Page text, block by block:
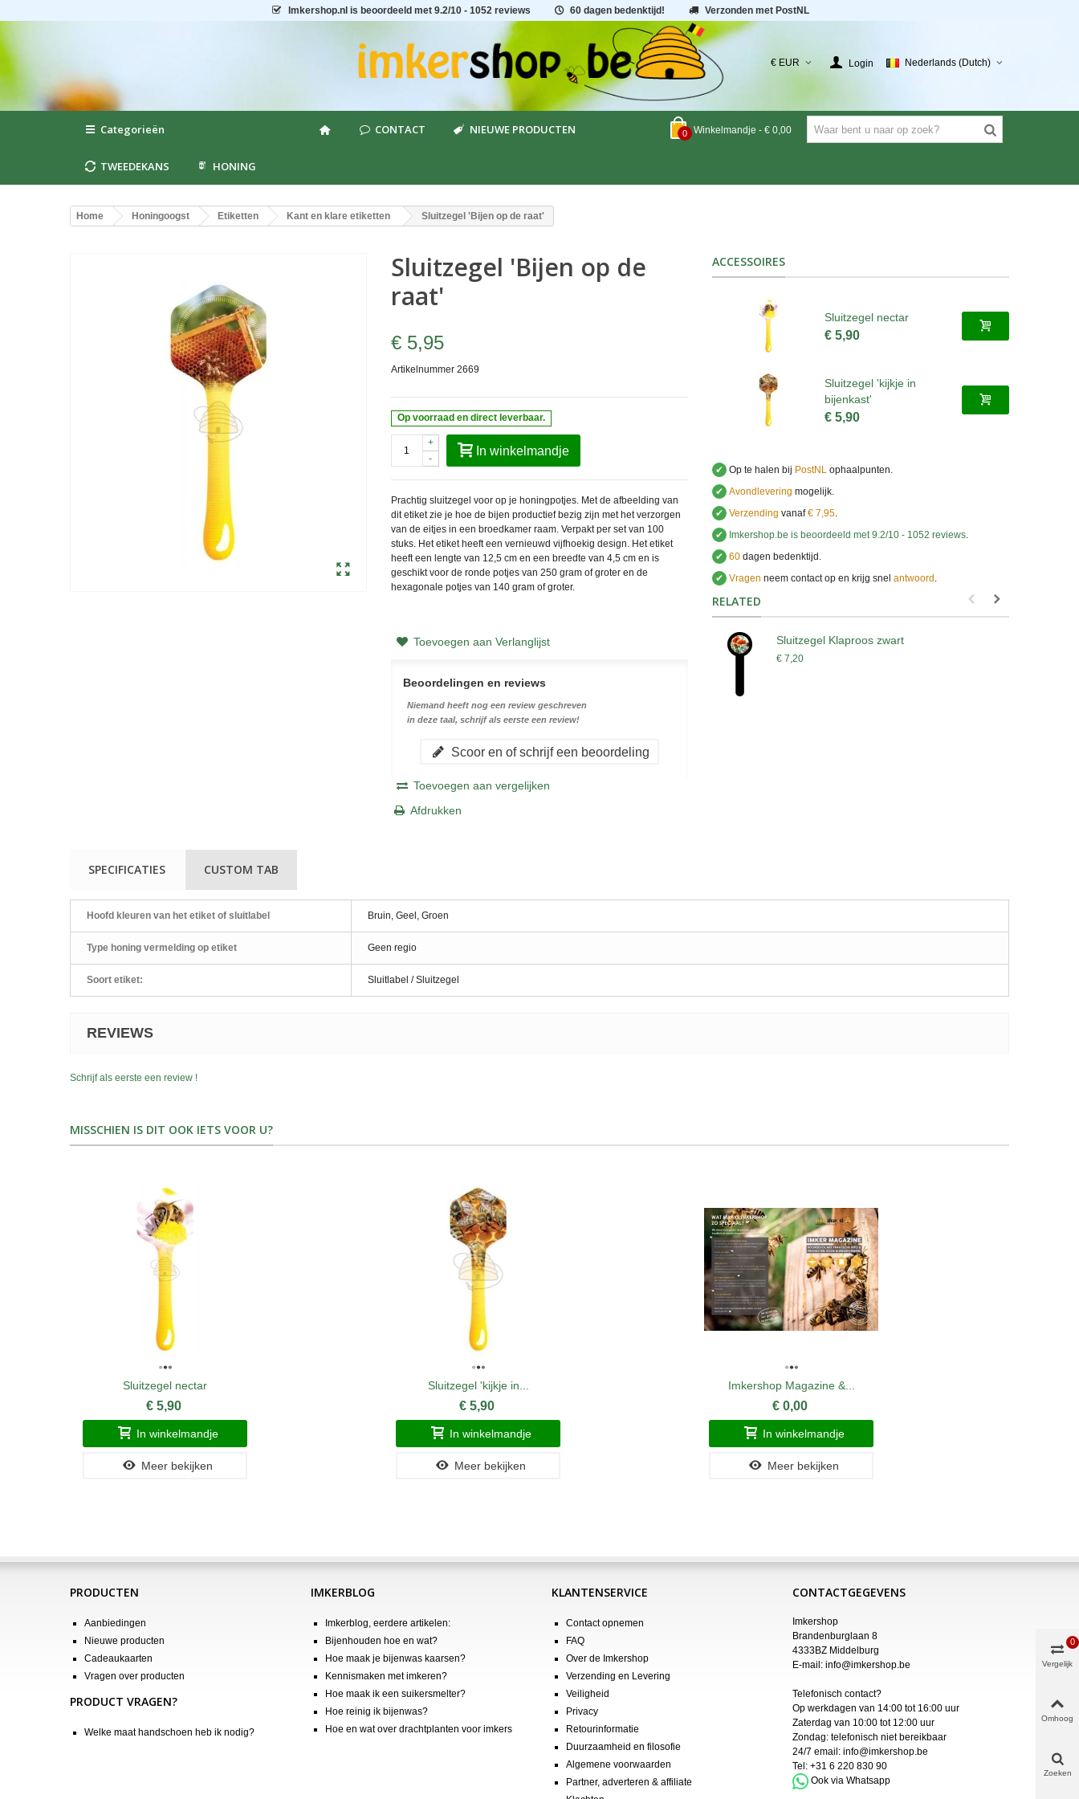
Imkershop.nl is beoordeeld met 9.2/10 - 1052 reviews 60 dagen bedenktijd! Verzonden met PostNL
€ EUR Login Nederlands (Dutch)
0 Winkelmandje - € 0,00
Categorieën CONTACT NIEUWE PRODUCTEN
TWEEDEKANS HONING
Home Honingoogst Etiketten Kant en klare etiketten Sluitzegel 'Bijen op de raat'
Sluitzegel 'Bijen op de
raat'
€ 5,95
Artikelnummer 2669
Op voorraad en direct leverbaar.
-
+
In winkelmandje
Prachtig sluitzegel voor op je honingpotjes. Met de afbeelding van
dit etiket zie je hoe de bijen productief bezig zijn met het verzorgen
van de eitjes in een broedkamer raam. Verpakt per set van 100
stuks. Het etiket heeft een vernieuwd vijfhoekig design. Het etiket
heeft een lengte van 12,5 cm en een breedte van 4,5 cm en is
geschikt voor de ronde potjes van 250 gram of groter en de
hexagonale potjes van 140 gram of groter.
Toevoegen aan Verlanglijst
Beoordelingen en reviews
Niemand heeft nog een review geschreven
in deze taal, schrijf als eerste een review!
Scoor en of schrijf een beoordeling
Toevoegen aan vergelijken
Afdrukken
ACCESSOIRES
Sluitzegel nectar
€ 5,90
Sluitzegel 'kijkje in
bijenkast'
€ 5,90
✔ Op te halen bij PostNLophaalpunten.
✔ Avondlevering mogelijk.
✔ Verzending vanaf€ 7,95.
✔
Imkershop.be is beoordeeld met9.2/10 -1052 reviews.
✔ 60dagen bedenktijd.
✔ Vragen neem contact op en krijg snel antwoord ..
RELATED
Sluitzegel Klaproos zwart
€ 7,20
SPECIFICATIES CUSTOM TAB
Hoofd kleuren van het etiket of sluitlabel Bruin, Geel, Groen
Type honing vermelding op etiket Geen regio
Soort etiket: Sluitlabel / Sluitzegel
REVIEWS
Schrijf als eerste een review !
MISSCHIEN IS DIT OOK IETS VOOR U?
Sluitzegel nectar
€ 5,90
In winkelmandje
Meer bekijken
Sluitzegel 'kijkje in...
€ 5,90
In winkelmandje
Meer bekijken
Imkershop Magazine &...
€ 0,00
In winkelmandje
Meer bekijken
PRODUCTEN
Aanbiedingen
Nieuwe producten
Cadeaukaarten
Vragen over producten
PRODUCT VRAGEN?
Welke maat handschoen heb ik nodig?
IMKERBLOG
Imkerblog, eerdere artikelen:
Bijenhouden hoe en wat?
Hoe maak je bijenwas kaarsen?
Kennismaken met imkeren?
Hoe maak ik een suikersmelter?
Hoe reinig ik bijenwas?
Hoe en wat over drachtplanten voor imkers
KLANTENSERVICE
Contact opnemen
FAQ
Over de Imkershop
Verzending en Levering
Veiligheid
Privacy
Retourinformatie
Duurzaamheid en filosofie
Algemene voorwaarden
Partner, adverteren & affiliate
CONTACTGEGEVENS
Imkershop
Brandenburglaan 8
4333BZ Middelburg
E-mail: info@imkershop.be
Telefonisch contact?
Op werkdagen van 14:00 tot 16:00 uur
Zaterdag van 10:00 tot 12:00 uur
Zondag: telefonisch niet bereikbaar
24/7 email: info@imkershop.be
Tel: +31 6 220 830 90
Ook via Whatsapp
Vergelijk
0
Omhoog
Zoeken